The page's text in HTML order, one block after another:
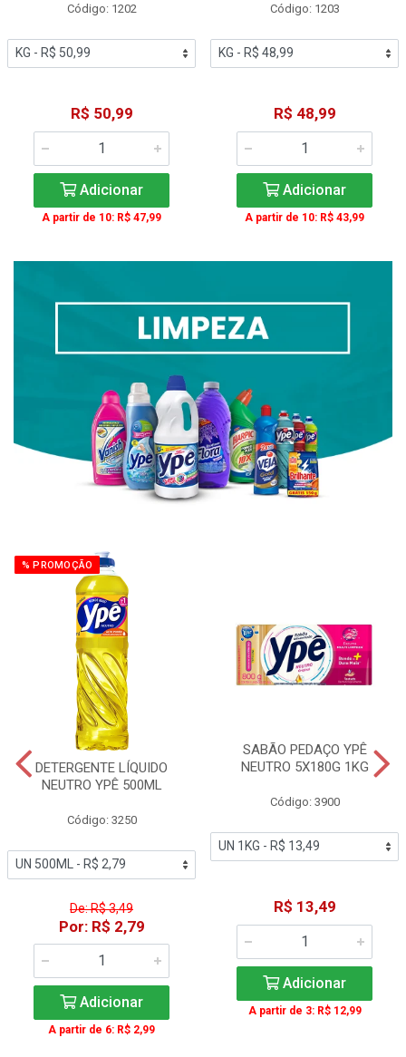
Código: 1202
R$ 50,99
Adicionar
A partir de 10: R$ 47,99
Código: 1203
R$ 48,99
Adicionar
A partir de 10: R$ 43,99
% PROMOÇÃO
DETERGENTE LÍQUIDO
NEUTRO YPÊ 500ML
Código: 3250
De: R$ 3,49
Por: R$ 2,79
Adicionar
A partir de 6: R$ 2,99
SABÃO PEDAÇO YPÊ
NEUTRO 5X180G 1KG
Código: 3900
R$ 13,49
Adicionar
A partir de 3: R$ 12,99